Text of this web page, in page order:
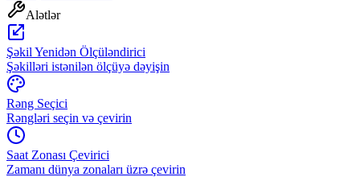
Alətlər
Şəkil Yenidən Ölçüləndirici
Şəkilləri istənilən ölçüyə dəyişin
Rəng Seçici
Rəngləri seçin və çevirin
Saat Zonası Çevirici
Zamanı dünya zonaları üzrə çevirin